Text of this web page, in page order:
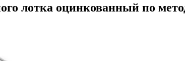
лотка оцинкованный по